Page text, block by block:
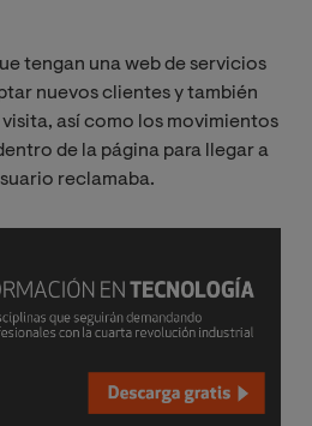
tengan una web de servicios
nuevos clientes y también
así como los movimientos
de la página para llegar a
reclamaba.